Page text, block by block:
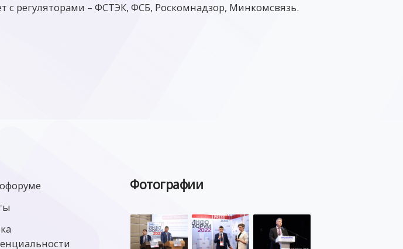
с регуляторами – ФСТЭК, ФСБ, Роскомнадзор, Минкомсвязь.
Фотографии